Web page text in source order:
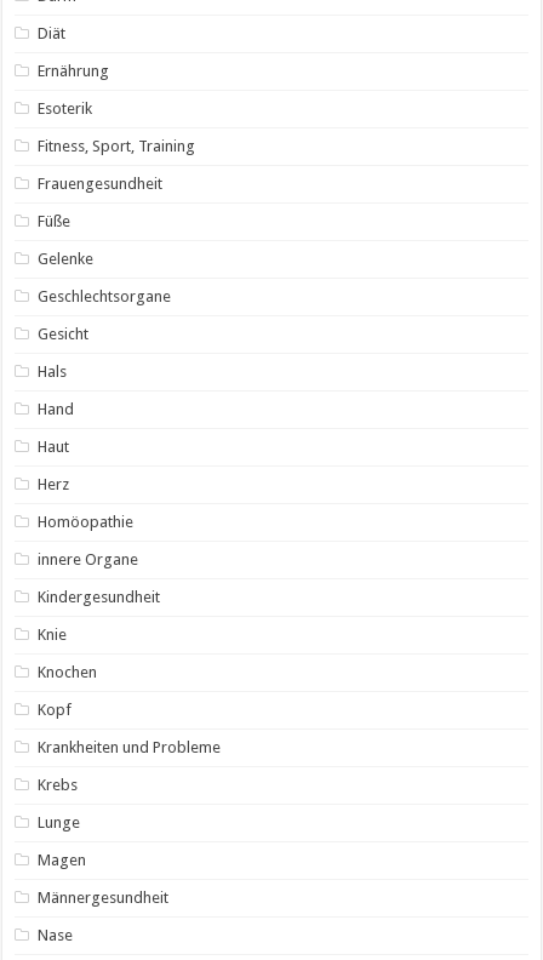
Diät
Ernährung
Esoterik
Fitness, Sport, Training
Frauengesundheit
Füße
Gelenke
Geschlechtsorgane
Gesicht
Hals
Hand
Haut
Herz
Homöopathie
innere Organe
Kindergesundheit
Knie
Knochen
Kopf
Krankheiten und Probleme
Krebs
Lunge
Magen
Männergesundheit
Nase